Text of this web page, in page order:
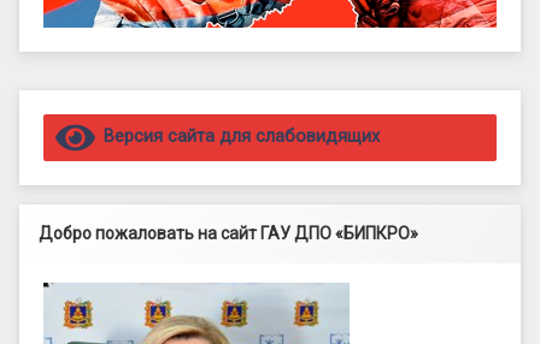
Правый сайдбар
Версия сайта для слабовидящих
Добро пожаловать на сайт ГАУ ДПО «БИПКРО»